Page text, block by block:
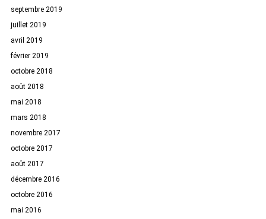
septembre 2019
juillet 2019
avril 2019
février 2019
octobre 2018
août 2018
mai 2018
mars 2018
novembre 2017
octobre 2017
août 2017
décembre 2016
octobre 2016
mai 2016